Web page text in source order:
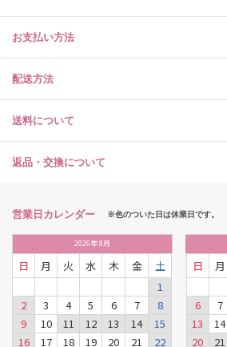
お支払い方法
配送方法
送料について
返品・交換について
営業日カレンダー ※色のついた日は休業日です。
2026年8月
日 月 火 水 木 金
土
1
2
3 4 5 6 7
8
9
10 11 12 13 14
15
16
17 18 19 20 21 22
日 月
6
7
13
14
20
21